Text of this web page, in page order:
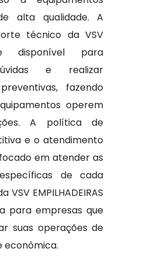
alta qualidade. A
técnico da VSV
disponível para
e realizar
fazendo
operem
A política de
e o atendimento
em atender as
de cada
EMPILHADEIRAS
para empresas que
suas operações de
econômica.